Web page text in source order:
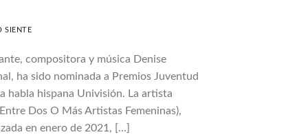
SIENTE
compositora y música Denise
ha sido nominada a Premios Juventud
habla hispana Univisión. La artista
Dos O Más Artistas Femeninas),
en enero de 2021, […]